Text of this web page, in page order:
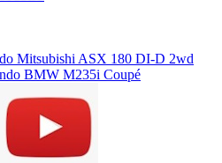
Mitsubishi ASX 180 DI-D 2wd
BMW M235i Coupé